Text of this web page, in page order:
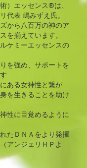
）エッセンス®は、
代表 嶋みずえ氏。
から八百万の神のア
を揃えています。
ケミーエッセンスの
を強め、サポートを
ある女神性と繋が
を生きることを助け
性に目覚めるように
たＤＮＡをより発揮
アンジェリＨＰよ